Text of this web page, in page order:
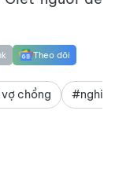
Theo dõi
chồng #nghi